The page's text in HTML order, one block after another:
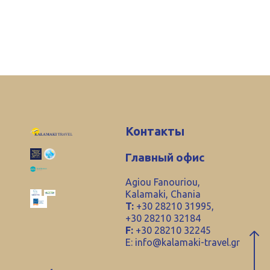
Контакты
Главный офис
Agiou Fanouriou,
Kalamaki, Chania
T: +30 28210 31995,
+30 28210 32184
F: +30 28210 32245
E: info@kalamaki-travel.gr